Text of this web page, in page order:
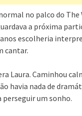
no palco do
a próxima
escolheria
cantar.
Laura. Caminhou
havia nada de
um sonho.